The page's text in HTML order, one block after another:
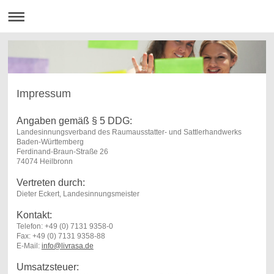
Impressum
Angaben gemäß § 5 DDG:
Landesinnungsverband des Raumausstatter- und Sattlerhandwerks
Baden-Württemberg
Ferdinand-Braun-Straße 26
74074 Heilbronn
Vertreten durch:
Dieter Eckert, Landesinnungsmeister
Kontakt:
Telefon: +49 (0) 7131 9358-0
Fax: +49 (0) 7131 9358-88
E-Mail: info@livrasa.de
Umsatzsteuer: